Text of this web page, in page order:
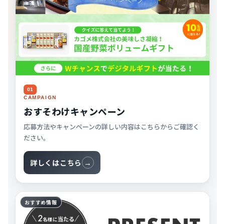
01
CAMPAIGN
おすそわけキャンペーン
応募方法やキャンペーンの詳しい内容はこちらからご確認く
ださい。
詳しくはこちら →
おすすめ情報